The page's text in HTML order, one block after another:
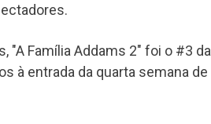
"A Família Addams 2" foi o #3 da
à entrada da quarta semana de